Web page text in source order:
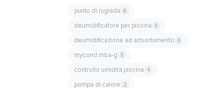
punto di rugiada 8
deumidificatore per piscina 6
deumidificazione ad adsorbimento 6
mycond mba-g 5
controllo umidità piscina 4
pompa di calore 2